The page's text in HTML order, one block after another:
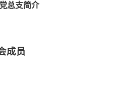
党总支简介
成员